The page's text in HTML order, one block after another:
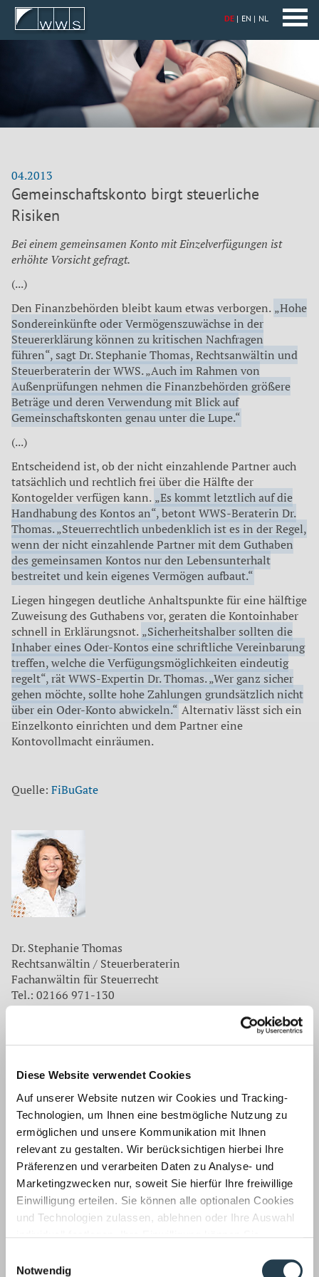
Diese Website verwendet Cookies
Auf unserer Website nutzen wir Cookies und Tracking-
Technologien, um Ihnen eine bestmögliche Nutzung zu
ermöglichen und unsere Kommunikation mit Ihnen
relevant zu gestalten. Wir berücksichtigen hierbei Ihre
Präferenzen und verarbeiten Daten zu Analyse- und
Marketingzwecken nur, soweit Sie hierfür Ihre freiwillige
Einwilligung erteilen. Sie können alle optionalen Cookies
und Technologien zulassen, ablehnen oder Ihre Auswahl
Informationen zu von uns und Drittanbietern eingesetzten
Notwendig
DE EN NL
04.2013
Gemeinschaftskonto birgt steuerliche
Risiken
Bei einem gemeinsamen Konto mit Einzelverfügungen ist
erhöhte Vorsicht gefragt.
(...)
Den Finanzbehörden bleibt kaum etwas verborgen. „Hohe
Sondereinkünfte oder Vermögenszuwächse in der
Steuererklärung können zu kritischen Nachfragen
führen“, sagt Dr. Stephanie Thomas, Rechtsanwältin und
Steuerberaterin der WWS. „Auch im Rahmen von
Außenprüfungen nehmen die Finanzbehörden größere
Beträge und deren Verwendung mit Blick auf
Gemeinschaftskonten genau unter die Lupe.“
(...)
Entscheidend ist, ob der nicht einzahlende Partner auch
tatsächlich und rechtlich frei über die Hälfte der
Kontogelder verfügen kann. „Es kommt letztlich auf die
Handhabung des Kontos an“, betont WWS-Beraterin Dr.
Thomas. „Steuerrechtlich unbedenklich ist es in der Regel,
wenn der nicht einzahlende Partner mit dem Guthaben
des gemeinsamen Kontos nur den Lebensunterhalt
bestreitet und kein eigenes Vermögen aufbaut.“
Liegen hingegen deutliche Anhaltspunkte für eine hälftige
Zuweisung des Guthabens vor, geraten die Kontoinhaber
schnell in Erklärungsnot. „Sicherheitshalber sollten die
Inhaber eines Oder-Kontos eine schriftliche Vereinbarung
treffen, welche die Verfügungsmöglichkeiten eindeutig
regelt“, rät WWS-Expertin Dr. Thomas. „Wer ganz sicher
gehen möchte, sollte hohe Zahlungen grundsätzlich nicht
über ein Oder-Konto abwickeln.“ Alternativ lässt sich ein
Einzelkonto einrichten und dem Partner eine
Kontovollmacht einräumen.
Quelle: FiBuGate
Dr. Stephanie Thomas
Rechtsanwältin / Steuerberaterin
Fachanwältin für Steuerrecht
Tel.: 02166 971-130
Fax: 02166 971-200
Auf dem neuesten Stand
Unsere Mitarbeiter befassen sich für unsere Mandanten
laufend mit aktuellen Themen aus
Wirtschaftsprüfung ›